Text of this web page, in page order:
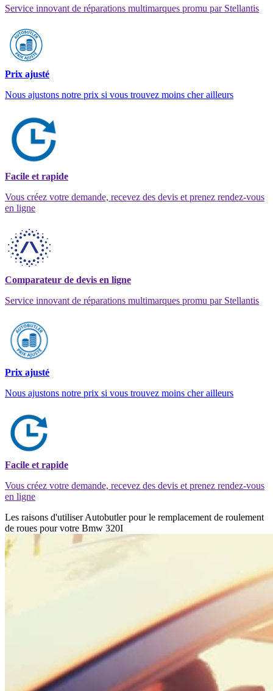
Service innovant de réparations multimarques promu par Stellantis
Prix ajusté
Nous ajustons notre prix si vous trouvez moins cher ailleurs
Facile et rapide
Vous créez votre demande, recevez des devis et prenez rendez-vous
en ligne
Comparateur de devis en ligne
Service innovant de réparations multimarques promu par Stellantis
Prix ajusté
Nous ajustons notre prix si vous trouvez moins cher ailleurs
Facile et rapide
Vous créez votre demande, recevez des devis et prenez rendez-vous
en ligne
Les raisons d'utiliser Autobutler pour le remplacement de roulement
de roues pour votre Bmw 320I